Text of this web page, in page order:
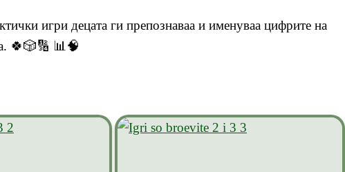
игри децата ги препознаваа и именуваа цифрите на
🍀🎲🔢 📊🧠